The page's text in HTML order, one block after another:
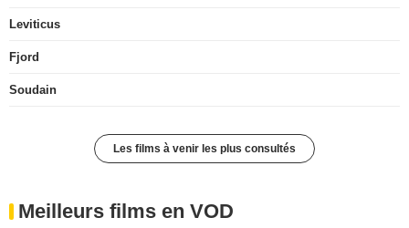
Leviticus
Fjord
Soudain
Les films à venir les plus consultés
Meilleurs films en VOD